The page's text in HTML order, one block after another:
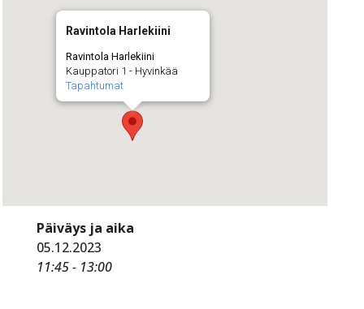
Ravintola Harlekiini
Ravintola Harlekiini
Kauppatori 1 - Hyvinkää
Tapahtumat
Päiväys ja aika
05.12.2023
11:45 - 13:00